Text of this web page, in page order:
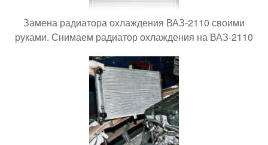
Замена радиатора охлаждения ВАЗ-2110 своими
руками. Снимаем радиатор охлаждения на ВАЗ-2110